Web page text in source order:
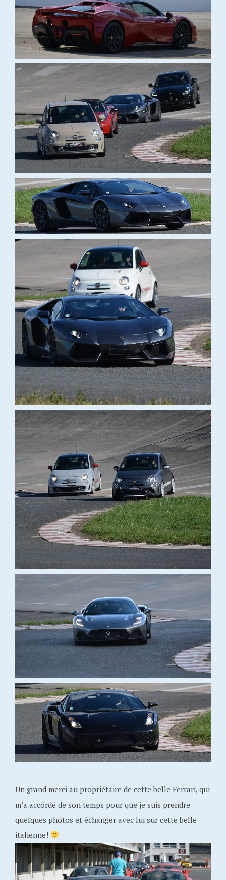
Un grand merci au propriétaire de cette belle Ferrari, qui
m’a accordé de son temps pour que je suis prendre
quelques photos et échanger avec lui sur cette belle
italienne!